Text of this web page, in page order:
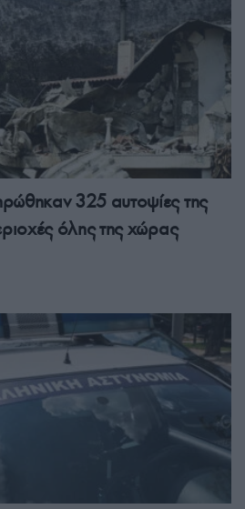
325 αυτοψίες της
όλης της χώρας